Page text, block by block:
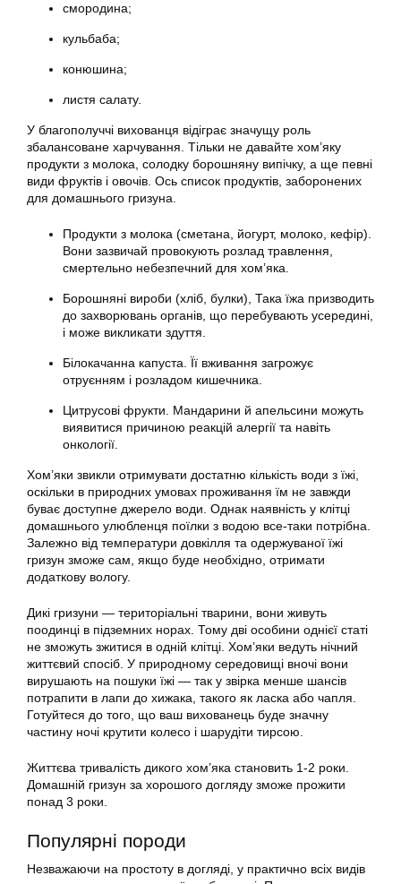
смородина;
кульбаба;
конюшина;
листя салату.
У благополуччі вихованця відіграє значущу роль
збалансоване харчування. Тільки не давайте хом’яку
продукти з молока, солодку борошняну випічку, а ще певні
види фруктів і овочів. Ось список продуктів, заборонених
для домашнього гризуна.
Продукти з молока (сметана, йогурт, молоко, кефір).
Вони зазвичай провокують розлад травлення,
смертельно небезпечний для хом’яка.
Борошняні вироби (хліб, булки), Така їжа призводить
до захворювань органів, що перебувають усередині,
і може викликати здуття.
Білокачанна капуста. Її вживання загрожує
отруєнням і розладом кишечника.
Цитрусові фрукти. Мандарини й апельсини можуть
виявитися причиною реакцій алергії та навіть
онкології.
Хом’яки звикли отримувати достатню кількість води з їжі,
оскільки в природних умовах проживання їм не завжди
буває доступне джерело води. Однак наявність у клітці
домашнього улюбленця поїлки з водою все-таки потрібна.
Залежно від температури довкілля та одержуваної їжі
гризун зможе сам, якщо буде необхідно, отримати
додаткову вологу.
Дикі гризуни — територіальні тварини, вони живуть
поодинці в підземних норах. Тому дві особини однієї статі
не зможуть зжитися в одній клітці. Хом’яки ведуть нічний
життєвий спосіб. У природному середовищі вночі вони
вирушають на пошуки їжі — так у звірка менше шансів
потрапити в лапи до хижака, такого як ласка або чапля.
Готуйтеся до того, що ваш вихованець буде значну
частину ночі крутити колесо і шарудіти тирсою.
Життєва тривалість дикого хом’яка становить 1-2 роки.
Домашній гризун за хорошого догляду зможе прожити
понад 3 роки.
Популярні породи
Незважаючи на простоту в догляді, у практично всіх видів